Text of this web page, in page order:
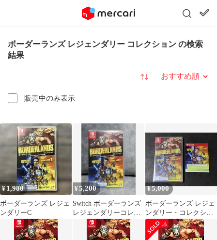
ボーダーランズ レジェンダリー コレクション の検索
結果
販売中のみ表示
並び替え
¥ 1,980
ボーダーランズ レジェ
ンダリーC
¥5,200
Switch ボーダーランズ
レジェンダリーコレク
ション
¥5,000
ボーダーランズ レジェ
ンダリー・コレクショ
ン コード付き